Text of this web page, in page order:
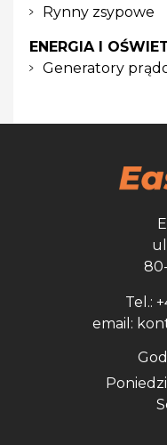
Rynny zsypowe
ENERGIA I
Generatory
Tel.:
email: